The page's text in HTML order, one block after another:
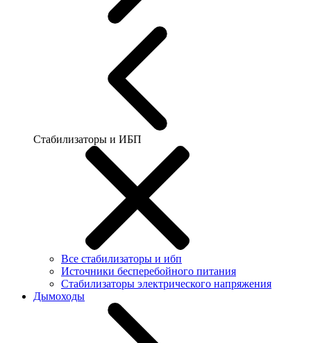
Стабилизаторы и ИБП
Все стабилизаторы и ибп
Источники бесперебойного питания
Стабилизаторы электрического напряжения
Дымоходы